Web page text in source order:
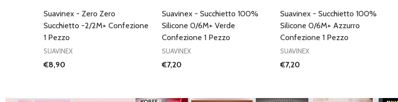
Suavinex - Zero Zero
Succhietto -2/2M+ Confezione
1 Pezzo
SUAVINEX
€8,90
Suavinex - Succhietto 100%
Silicone 0/6M+ Verde
Confezione 1 Pezzo
SUAVINEX
€7,20
Suavinex - Succhietto 100%
Silicone 0/6M+ Azzurro
Confezione 1 Pezzo
SUAVINEX
€7,20